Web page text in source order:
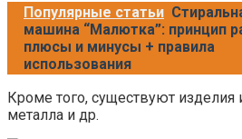
Популярные статьи
машина “Малютка”: принцип
плюсы и минусы + правила
использования
Кроме того, существуют изделия
металла и др.